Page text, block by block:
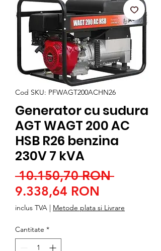
Cod SKU: PFWAGT200ACHN26
Generator cu sudura
AGT WAGT 200 AC
HSB R26 benzina
230V 7 kVA
10.150,70 RON Preț
9.338,64 RON
redus
inclus TVA | Metode plata si Livrare
Cantitate *